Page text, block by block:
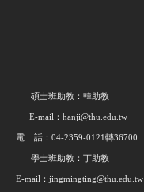
碩士班助教：韓助教
E-mail：hanji@thu.edu.tw
電 話：04-2359-0121轉36700
學士班助教：丁助教
E-mail：jingmingting@thu.edu.tw